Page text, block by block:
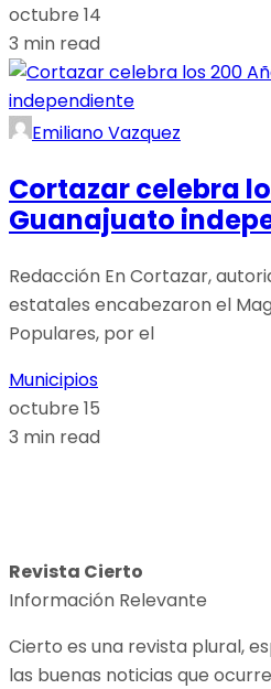
octubre 14
3 min read
Emiliano Vazquez
Cortazar celebra
Guanajuato
Redacción En Cortazar,
estatales encabezaron el
Populares, por el
Municipios
octubre 15
3 min read
Revista Cierto
Información Relevante
Cierto es una revista plural,
las buenas noticias que